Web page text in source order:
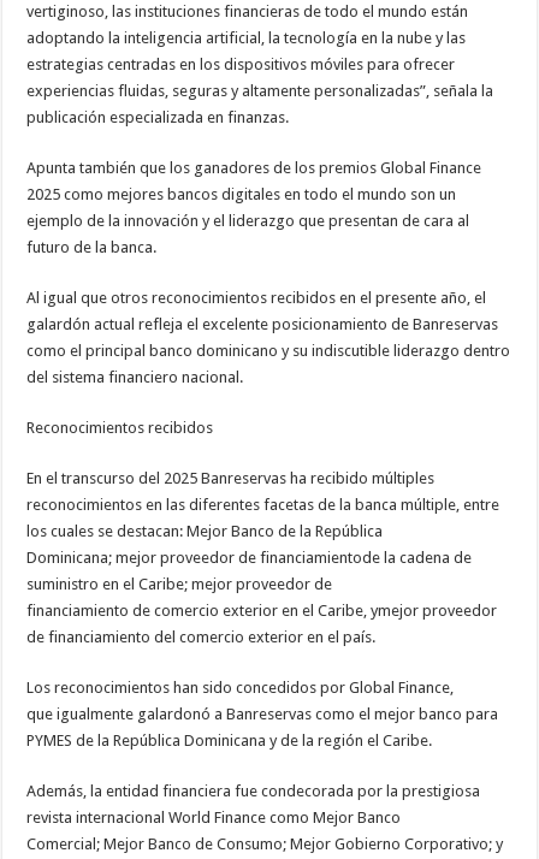
vertiginoso, las instituciones financieras de todo el mundo están
adoptando la inteligencia artificial, la tecnología en la nube y las
estrategias centradas en los dispositivos móviles para ofrecer
experiencias fluidas, seguras y altamente personalizadas”, señala la
publicación especializada en finanzas.
Apunta también que los ganadores de los premios Global Finance
2025 como mejores bancos digitales en todo el mundo son un
ejemplo de la innovación y el liderazgo que presentan de cara al
futuro de la banca.
Al igual que otros reconocimientos recibidos en el presente año, el
galardón actual refleja el excelente posicionamiento de Banreservas
como el principal banco dominicano y su indiscutible liderazgo dentro
del sistema financiero nacional.
Reconocimientos recibidos
En el transcurso del 2025 Banreservas ha recibido múltiples
reconocimientos en las diferentes facetas de la banca múltiple, entre
los cuales se destacan: Mejor Banco de la República
Dominicana; mejor proveedor de financiamientode la cadena de
suministro en el Caribe; mejor proveedor de
financiamiento de comercio exterior en el Caribe, ymejor proveedor
de financiamiento del comercio exterior en el país.
Los reconocimientos han sido concedidos por Global Finance,
que igualmente galardonó a Banreservas como el mejor banco para
PYMES de la República Dominicana y de la región el Caribe.
Además, la entidad financiera fue condecorada por la prestigiosa
revista internacional World Finance como Mejor Banco
Comercial; Mejor Banco de Consumo; Mejor Gobierno Corporativo; y